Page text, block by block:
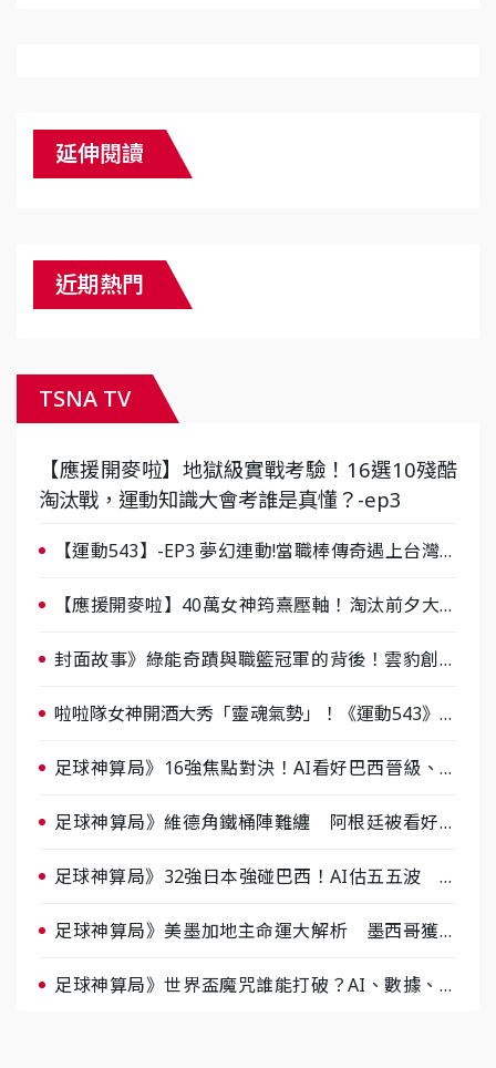
延伸閱讀
近期熱門
TSNA TV
【應援開麥啦】地獄級實戰考驗！16選10殘酷
淘汰戰，運動知識大會考誰是真懂？-ep3
【運動543】-EP3 夢幻連動!當職棒傳奇遇上台灣女
【應援開麥啦】40萬女神筠熹壓軸！淘汰前夕大混
封面故事》綠能奇蹟與職籃冠軍的背後！雲豹創辦
啦啦隊女神開酒大秀「靈魂氣勢」！《運動543》微
足球神算局》16強焦點對決！AI看好巴西晉級、數
足球神算局》維德角鐵桶陣難纏 阿根廷被看好下
足球神算局》32強日本強碰巴西！AI估五五波 牛
足球神算局》美墨加地主命運大解析 墨西哥獲數
足球神算局》世界盃魔咒誰能打破？AI、數據、塔